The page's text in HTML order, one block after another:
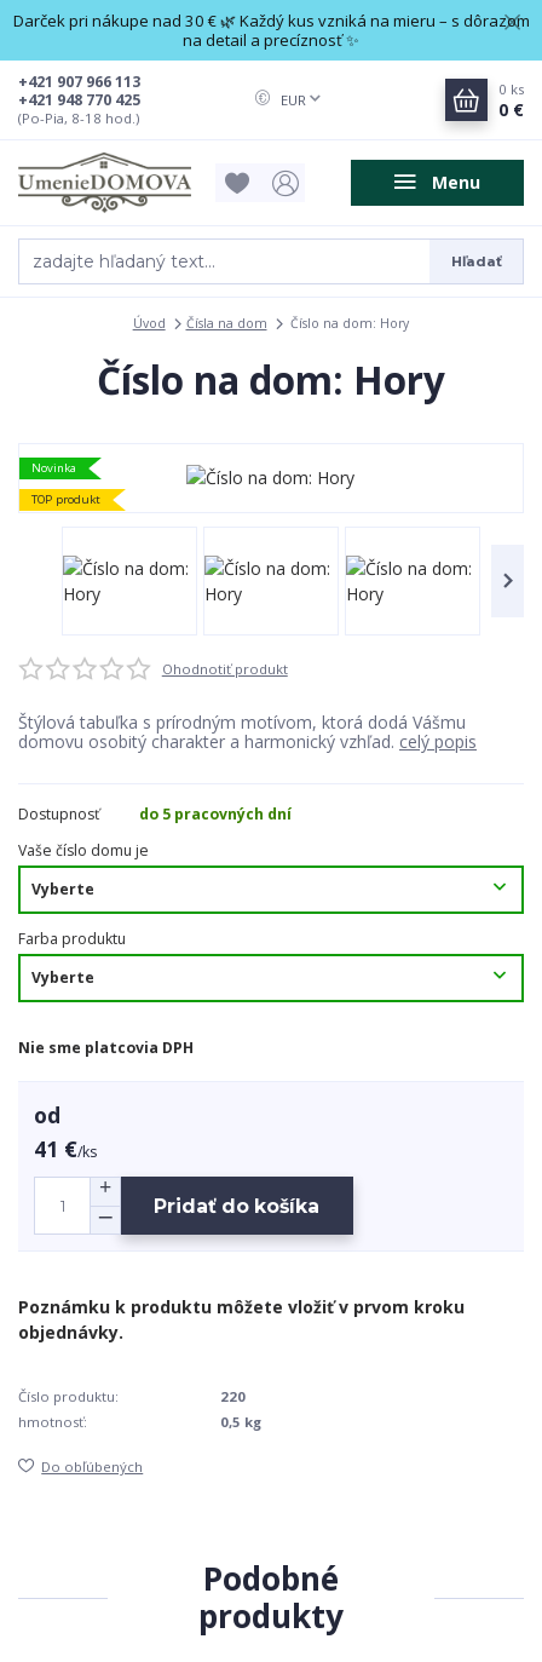
Darček pri nákupe nad 30 € 🌿 Každý kus vzniká na mieru – s dôrazom
na detail a precíznosť ✨
Menu
EUR
Hľadať
+421 948 770 425
+421 907 966 113
(Po-Pia, 8-18 hod.)
0 ks
0 €
Úvod Čísla na dom Číslo na dom: Hory
Číslo na dom: Hory
Novinka
TOP produkt
Ohodnotiť produkt
Štýlová tabuľka s prírodným motívom, ktorá dodá Vášmu
domovu osobitý charakter a harmonický vzhľad. celý popis
Dostupnosť
do 5 pracovných dní
Vaše číslo domu je
Farba produktu
Nie sme platcovia DPH
od
41 €/ks
Pridať do košíka
Číslo produktu:
220
hmotnosť:
0,5 kg
Do obľúbených
Podobné
produkty